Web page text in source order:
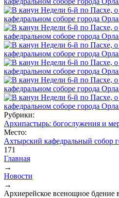
Рубрики:
Архипастырь: богослужения и
Место:
Ахтырский кафедральный собор
171
Вы здесь
Главная
→
Новости
→
Архиерейское всенощное